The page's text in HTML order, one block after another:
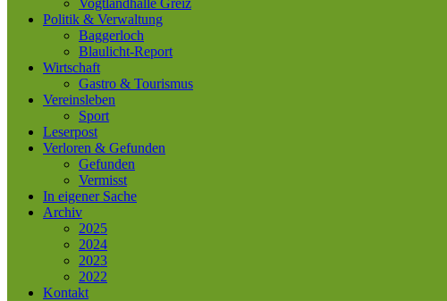
Politik & Verwaltung
Baggerloch
Blaulicht-Report
Wirtschaft
Gastro & Tourismus
Vereinsleben
Sport
Leserpost
Verloren & Gefunden
Gefunden
Vermisst
In eigener Sache
Archiv
2025
2024
2023
2022
Kontakt